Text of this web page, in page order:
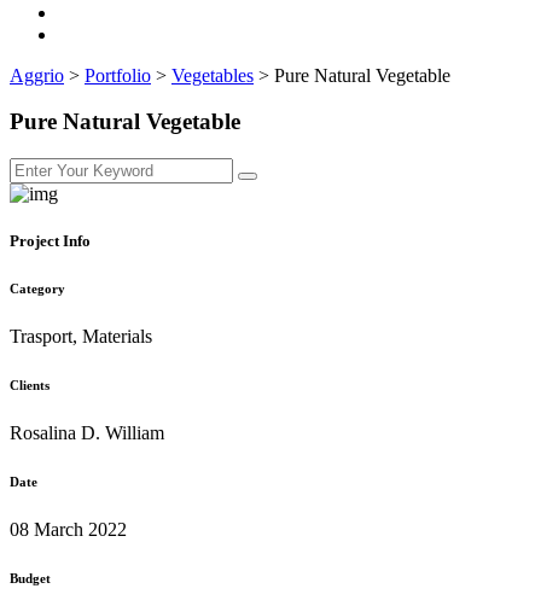
Aggrio > Portfolio > Vegetables > Pure Natural Vegetable
Pure Natural Vegetable
Project Info
Category
Trasport, Materials
Clients
Rosalina D. William
Date
08 March 2022
Budget